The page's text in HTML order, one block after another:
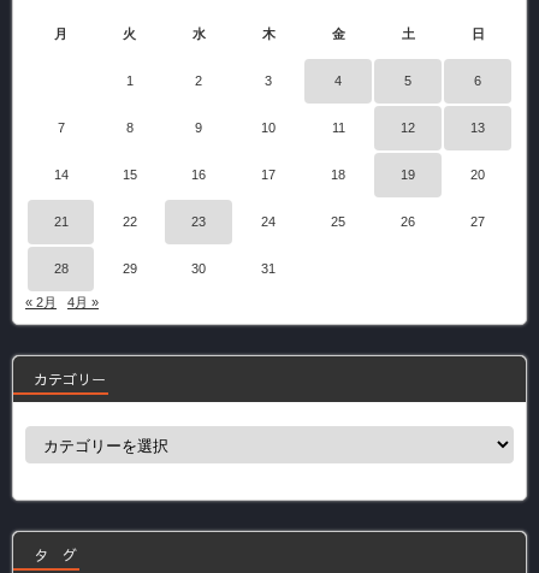
月 火 水 木 金 土 日
1 2 3 4 5 6
7 8 9 10 11 12 13
14 15 16 17 18 19 20
21 22 23 24 25 26 27
28 29 30 31
« 2月 4月 »
カテゴリー
カ
ー
タ グ